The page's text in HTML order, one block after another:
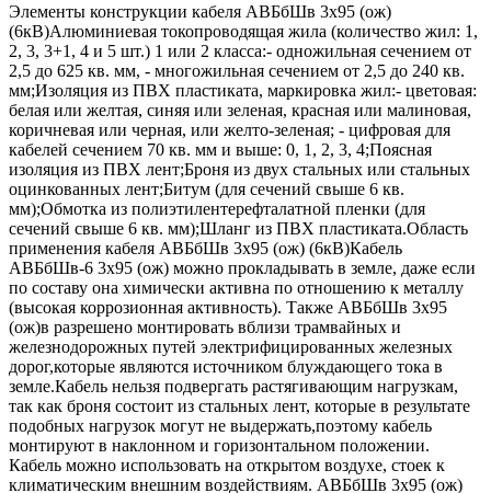
Элементы конструкции кабеля АВБбШв 3х95 (ож)
(6кВ)Алюминиевая токопроводящая жила (количество жил: 1,
2, 3, 3+1, 4 и 5 шт.) 1 или 2 класса:- одножильная сечением от
2,5 до 625 кв. мм, - многожильная сечением от 2,5 до 240 кв.
мм;Изоляция из ПВХ пластиката, маркировка жил:- цветовая:
белая или желтая, синяя или зеленая, красная или малиновая,
коричневая или черная, или желто-зеленая; - цифровая для
кабелей сечением 70 кв. мм и выше: 0, 1, 2, 3, 4;Поясная
изоляция из ПВХ лент;Броня из двух стальных или стальных
оцинкованных лент;Битум (для сечений свыше 6 кв.
мм);Обмотка из полиэтилентерефталатной пленки (для
сечений свыше 6 кв. мм);Шланг из ПВХ пластиката.Область
применения кабеля АВБбШв 3х95 (ож) (6кВ)Кабель
АВБбШв-6 3х95 (ож) можно прокладывать в земле, даже если
по составу она химически активна по отношению к металлу
(высокая коррозионная активность). Также АВБбШв 3х95
(ож)в разрешено монтировать вблизи трамвайных и
железнодорожных путей электрифицированных железных
дорог,которые являются источником блуждающего тока в
земле.Кабель нельзя подвергать растягивающим нагрузкам,
так как броня состоит из стальных лент, которые в результате
подобных нагрузок могут не выдержать,поэтому кабель
монтируют в наклонном и горизонтальном положении.
Кабель можно использовать на открытом воздухе, стоек к
климатическим внешним воздействиям. АВБбШв 3х95 (ож)